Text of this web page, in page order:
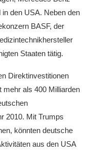
den USA. Neben den
BASF, der
Staaten tätig.
Direktinvestitionen
mehr als 400 Milliarden
2010. Mit Trumps
könnten deutsche
aus den USA